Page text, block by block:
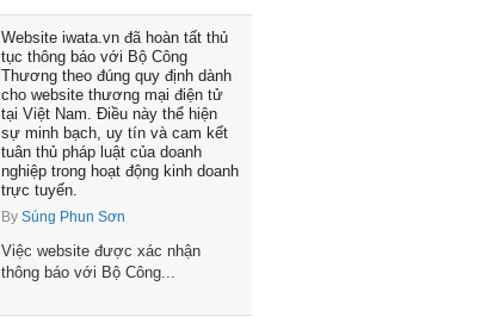
Website iwata.vn đã hoàn tất thủ
tục thông báo với Bộ Công
Thương theo đúng quy định dành
cho website thương mại điện tử
tại Việt Nam. Điều này thể hiện
sự minh bạch, uy tín và cam kết
tuân thủ pháp luật của doanh
nghiệp trong hoạt động kinh doanh
trực tuyến.
By Súng Phun Sơn
Việc website được xác nhận
thông báo với Bộ Công...